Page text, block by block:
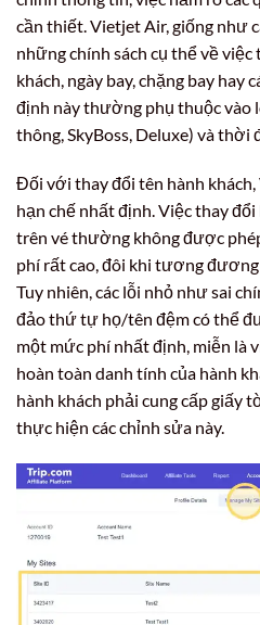
cần thiết. Vietjet Air, giống như
những chính sách cụ thể về
khách, ngày bay, chặng bay hay
định này thường phụ thuộc vào
thông, SkyBoss, Deluxe) và thời
Đối với thay đổi tên hành
hạn chế nhất định. Việc thay
trên vé thường không được
phí rất cao, đôi khi tương
Tuy nhiên, các lỗi nhỏ như sai
đảo thứ tự họ/tên đệm có thể
một mức phí nhất định, miễn là
hoàn toàn danh tính của hành
hành khách phải cung cấp giấy
thực hiện các chỉnh sửa này.